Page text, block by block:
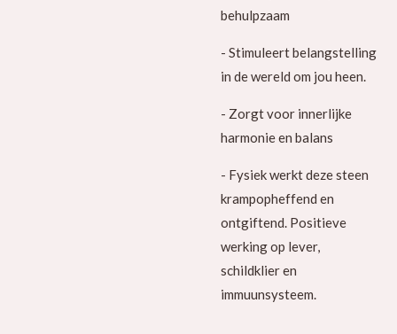
behulpzaam
- Stimuleert belangstelling
in de wereld om jou heen.
- Zorgt voor innerlijke
harmonie en balans
- Fysiek werkt deze steen
krampopheffend en
ontgiftend. Positieve
werking op lever,
schildklier en
immuunsysteem.